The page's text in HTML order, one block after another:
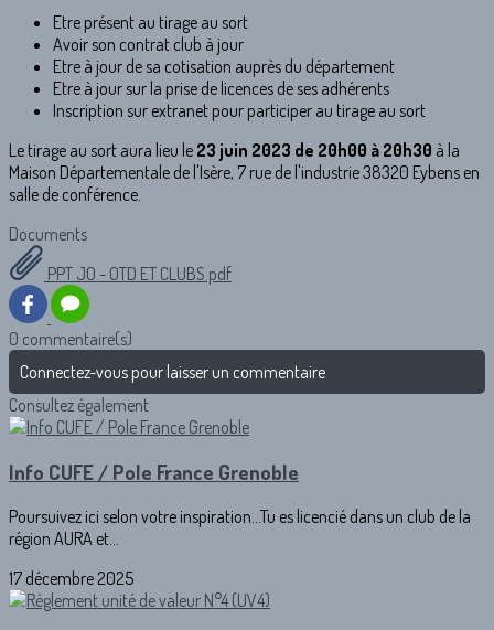
Etre présent au tirage au sort
Avoir son contrat club à jour
Etre à jour de sa cotisation auprès du département
Etre à jour sur la prise de licences de ses adhérents
Inscription sur extranet pour participer au tirage au sort
Le tirage au sort aura lieu le 23 juin 2023 de 20h00 à 20h30 à la
Maison Départementale de l'Isère, 7 rue de l'industrie 38320 Eybens en
salle de conférence.
Documents
PPT JO - OTD ET CLUBS.pdf
0 commentaire(s)
Connectez-vous pour laisser un commentaire
Consultez également
Info CUFE / Pole France Grenoble
Poursuivez ici selon votre inspiration...Tu es licencié dans un club de la
région AURA et...
17 décembre 2025